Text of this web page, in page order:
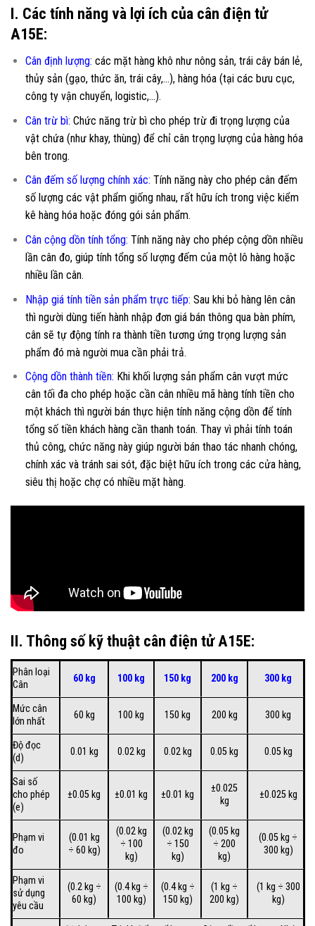
I. Các tính năng và lợi ích của cân điện tử
A15E:
Cân định lượng: các mặt hàng khô như nông sản, trái cây bán lẻ,
thủy sản (gạo, thức ăn, trái cây,…), hàng hóa (tại các bưu cục,
công ty vận chuyển, logistic,…).
Cân trừ bì: Chức năng trừ bì cho phép trừ đi trọng lượng của
vật chứa (như khay, thùng) để chỉ cân trọng lượng của hàng hóa
bên trong.
Cân đếm số lượng chính xác: Tính năng này cho phép cân đếm
số lượng các vật phẩm giống nhau, rất hữu ích trong việc kiểm
kê hàng hóa hoặc đóng gói sản phẩm.
Cân cộng dồn tính tổng: Tính năng này cho phép cộng dồn nhiều
lần cân đo, giúp tính tổng số lượng đếm của một lô hàng hoặc
nhiều lần cân.
Nhập giá tính tiền sản phẩm trực tiếp: Sau khi bỏ hàng lên cân
thì người dùng tiến hành nhập đơn giá bán thông qua bàn phím,
cân sẽ tự động tính ra thành tiền tương ứng trọng lượng sản
phẩm đó mà người mua cần phải trả.
Cộng dồn thành tiền: Khi khối lượng sản phẩm cân vượt mức
cân tối đa cho phép hoặc cần cân nhiều mã hàng tính tiền cho
một khách thì người bán thực hiện tính năng cộng dồn để tính
tổng số tiền khách hàng cần thanh toán. Thay vì phải tính toán
thủ công, chức năng này giúp người bán thao tác nhanh chóng,
chính xác và tránh sai sót, đặc biệt hữu ích trong các cửa hàng,
siêu thị hoặc chợ có nhiều mặt hàng.
II. Thông số kỹ thuật cân điện tử A15E:
Phân loại
Cân
60 kg 100 kg 150 kg 200 kg 300 kg
Mức cân
lớn nhất
60 kg 100 kg 150 kg 200 kg 300 kg
Độ đọc
(d)
0.01 kg 0.02 kg 0.02 kg 0.05 kg 0.05 kg
Sai số
cho phép
(e)
±0.05 kg ±0.01 kg ±0.01 kg
±0.025
kg
±0.025 kg
Phạm vi
đo
(0.01 kg
÷ 60 kg)
(0.02 kg
÷ 100
kg)
(0.02 kg
÷ 150
kg)
(0.05 kg
÷ 200
kg)
(0.05 kg ÷
300 kg)
Phạm vi
sử dụng
yêu cầu
(0.2 kg ÷
60 kg)
(0.4 kg ÷
100 kg)
(0.4 kg ÷
150 kg)
(1 kg ÷
200 kg)
(1 kg ÷ 300
kg)